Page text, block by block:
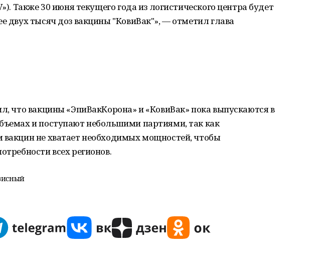
Также 30 июня текущего года из логистического центра будет
двух тысяч доз вакцины "КовиВак"», — отметил глава
что вакцины «ЭпиВакКорона» и «КовиВак» пока выпускаются в
и поступают небольшими партиями, так как
вакцин не хватает необходимых мощностей, чтобы
всех регионов.